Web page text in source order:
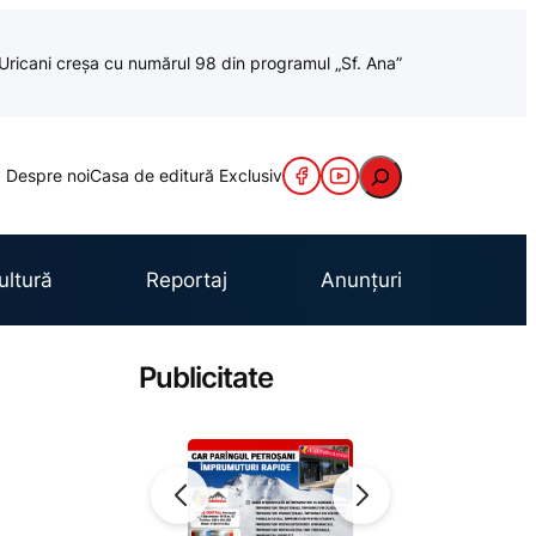
creșa cu numărul 98 din programul „Sf. Ana”
Despre noiCasa de editură Exclusiv Caută
Reportaj Anunțuri
Publicitate